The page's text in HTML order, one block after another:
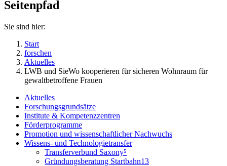
Seitenpfad
Sie sind hier:
Start
forschen
Aktuelles
LWB und SieWo kooperieren für sicheren Wohnraum für
gewaltbetroffene Frauen
Aktuelles
Forschungsgrundsätze
Institute & Kompetenzzentren
Förderprogramme
Promotion und wissenschaftlicher Nachwuchs
Wissens- und Technologietransfer
Transferverbund Saxony⁵
Gründungsberatung Startbahn13